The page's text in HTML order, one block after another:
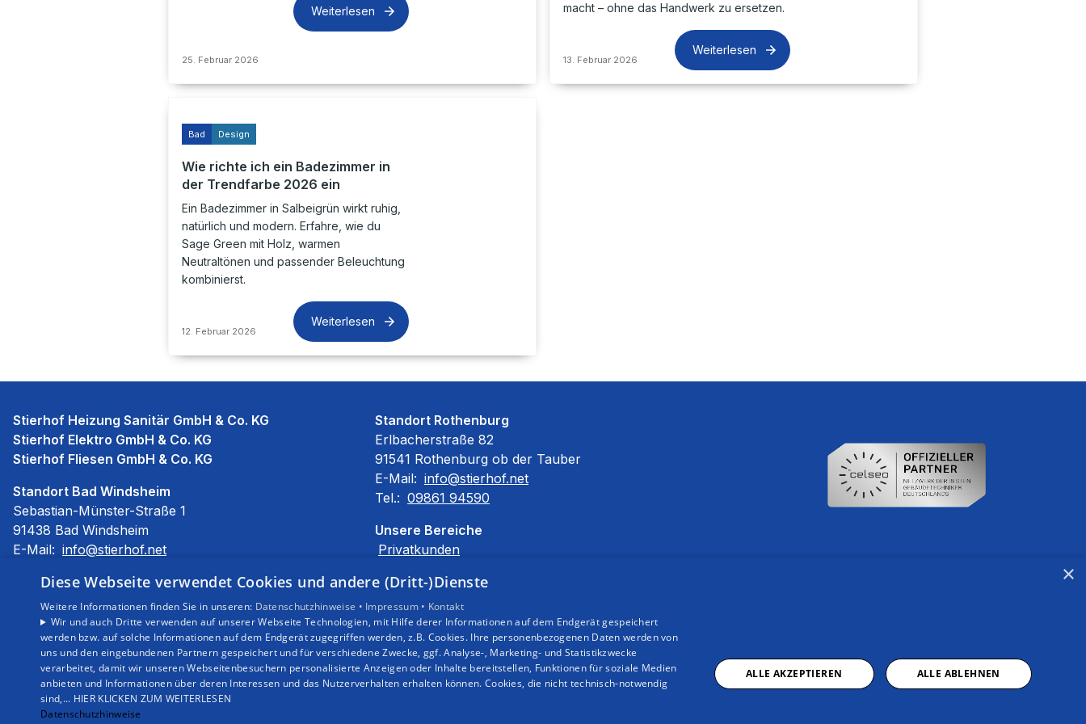
25. Februar 2026
Weiterlesen
macht – ohne das Handwerk zu ersetzen.
13. Februar 2026
Weiterlesen
Bad Design
Wie richte ich ein Badezimmer in
der Trendfarbe 2026 ein
Ein Badezimmer in Salbeigrün wirkt ruhig,
natürlich und modern. Erfahre, wie du
Sage Green mit Holz, warmen
Neutraltönen und passender Beleuchtung
kombinierst.
12. Februar 2026
Weiterlesen
Stierhof Heizung Sanitär GmbH & Co. KG
Stierhof Elektro GmbH & Co. KG
Stierhof Fliesen GmbH & Co. KG
Standort Bad Windsheim
Sebastian-Münster-Straße 1
91438 Bad Windsheim
E-Mail: info@stierhof.net
Impressum
Barrierefreiheitserklärung
Datenschutzerklärung
AGB
Standort Rothenburg
Erlbacherstraße 82
91541 Rothenburg ob der Tauber
E-Mail: info@stierhof.net
Tel.: 09861 94590
Unsere Bereiche
Privatkunden
Karriere
Unternehmen
Kontakt
×
Diese Webseite verwendet Cookies und andere (Dritt-)Dienste
Weitere Informationen finden Sie in unseren: Datenschutzhinweise • Impressum • Kontakt
Wir und auch Dritte verwenden auf unserer Webseite Technologien, mit Hilfe derer Informationen auf dem Endgerät gespeichert
werden bzw. auf solche Informationen auf dem Endgerät zugegriffen werden, z.B. Cookies. Ihre personenbezogenen Daten werden von
uns und den eingebundenen Partnern gespeichert und für verschiedene Zwecke, ggf. Analyse-, Marketing- und Statistikzwecke
verarbeitet, damit wir unseren Webseitenbesuchern personalisierte Anzeigen oder Inhalte bereitstellen, Funktionen für soziale Medien
anbieten und Informationen über deren Interessen und das Nutzerverhalten erhalten können. Cookies, die nicht technisch-notwendig
sind,... HIER KLICKEN ZUM WEITERLESEN
Datenschutzhinweise
ALLE AKZEPTIEREN ALLE ABLEHNEN